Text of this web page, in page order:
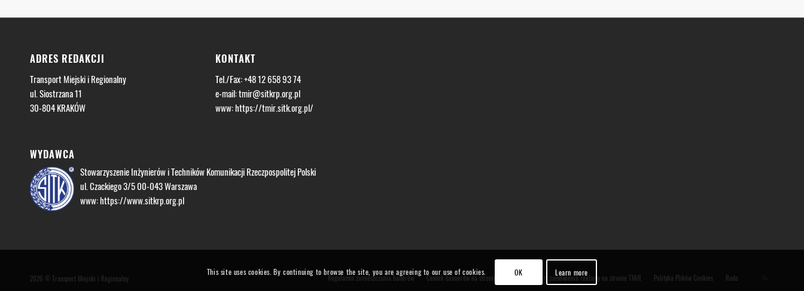
ADRES REDAKCJI
Transport Miejski i Regionalny
ul. Siostrzana 11
30-804 KRAKÓW
KONTAKT
Tel./Fax: +48 12 658 93 74
e-mail:tmir@sitkrp.org.pl
www:https://tmir.sitk.org.pl/
WYDAWCA
Stowarzyszenie Inżynierów i Techników Komunikacji Rzeczpospolitej Polski
ul. Czackiego 3/5 00-043 Warszawa
www:https://www.sitkrp.org.pl
2026 © Transport Miejski i Regionalny Regulamin zamieszczania banerów Cennik bannerów na stronie TMiR Formularz zamówienia reklamy na stronie TMiR Polityka Plików Cookies Rodo
This site uses cookies. By continuing to browse the site, you are agreeing to our use of cookies. OK Learn more